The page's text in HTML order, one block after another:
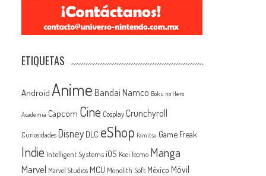
ETIQUETAS
Android Anime Bandai Namco Boku no Hero
Academia Capcom Cine Cosplay Crunchyroll
Curiosidades Disney DLC eShop Famitsu Game Freak
Indie Intelligent Systems iOS Koei Tecmo Manga
Marvel Marvel Studios MCU Monolith Soft México Móvil